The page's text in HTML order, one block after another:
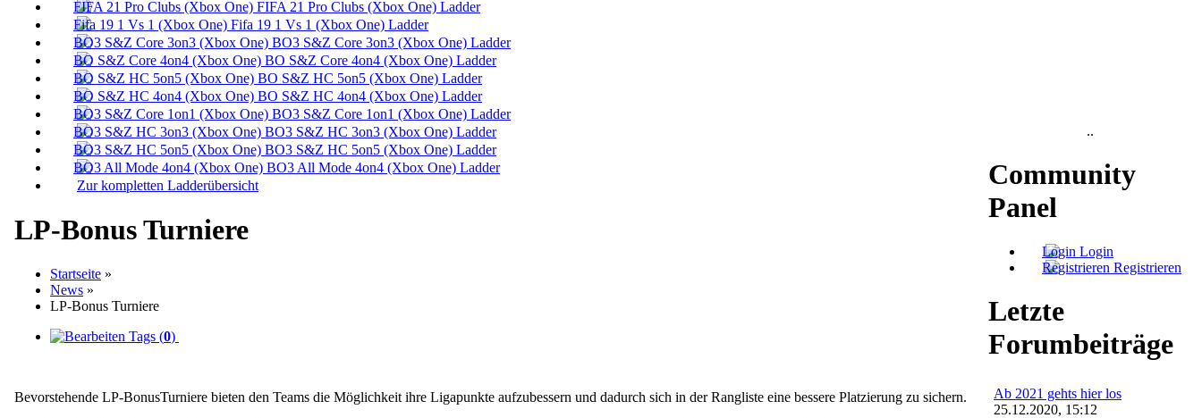
FIFA 21 Pro Clubs (Xbox One) Ladder
Fifa 19 1 Vs 1 (Xbox One) Ladder
BO3 S&Z Core 3on3 (Xbox One) Ladder
BO S&Z Core 4on4 (Xbox One) Ladder
BO S&Z HC 5on5 (Xbox One) Ladder
BO S&Z HC 4on4 (Xbox One) Ladder
BO3 S&Z Core 1on1 (Xbox One) Ladder
BO3 S&Z HC 3on3 (Xbox One) Ladder
BO3 S&Z HC 5on5 (Xbox One) Ladder
BO3 All Mode 4on4 (Xbox One) Ladder
Zur kompletten Ladderübersicht
LP-Bonus Turniere
Startseite »
News »
LP-Bonus Turniere
Tags (0)
Bevorstehende LP-BonusTurniere bieten den Teams die Möglichkeit ihre Ligapunkte aufzubessern und dadurch sich in der Rangliste eine bessere Platzierung zu sichern.
..
Community
Panel
Login
Registrieren
Letzte
Forumbeiträge
Ab 2021 gehts hier los
25.12.2020, 15:12